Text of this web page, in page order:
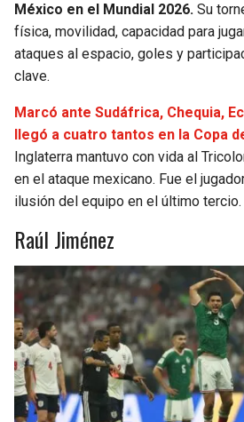
México en el Mundial 2026. Su
física, movilidad, capacidad para
ataques al espacio, goles y
clave.
Marcó ante Sudáfrica, Chequia,
llegó a cuatro tantos en la Copa
Inglaterra mantuvo con vida al
en el ataque mexicano. Fue el
ilusión del equipo en el último tercio.
Raúl Jiménez